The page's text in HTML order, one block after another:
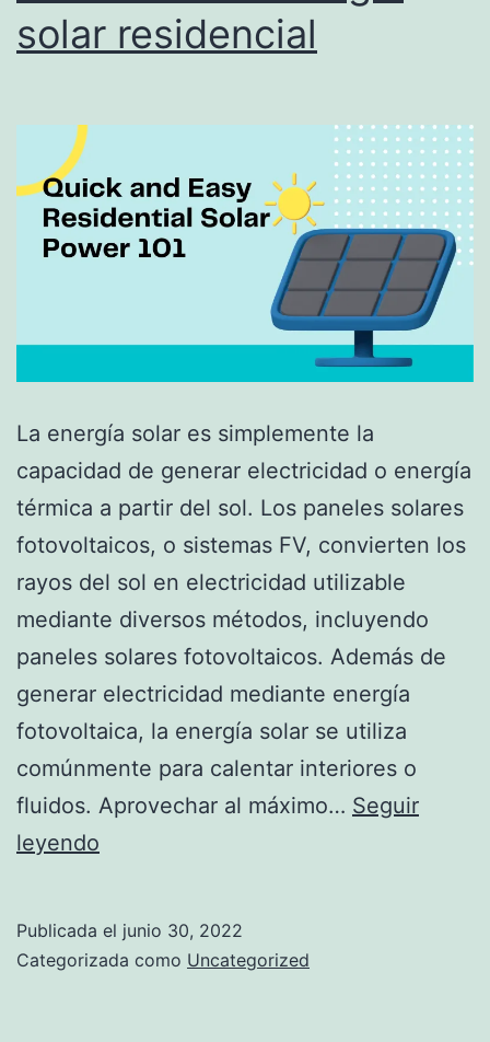
solar residencial
La energía solar es simplemente la
capacidad de generar electricidad o energía
térmica a partir del sol. Los paneles solares
fotovoltaicos, o sistemas FV, convierten los
rayos del sol en electricidad utilizable
mediante diversos métodos, incluyendo
paneles solares fotovoltaicos. Además de
generar electricidad mediante energía
fotovoltaica, la energía solar se utiliza
comúnmente para calentar interiores o
fluidos. Aprovechar al máximo… Seguir
leyendo
5
Publicada el junio 30, 2022
Categorizada como Uncategorized